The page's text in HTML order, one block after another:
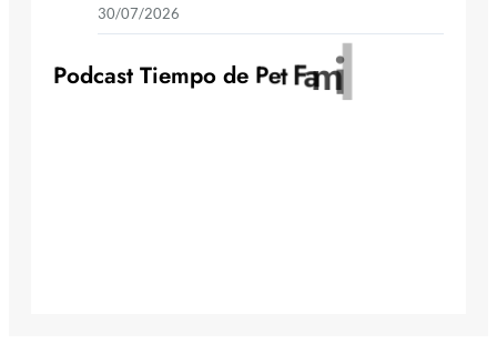
30/07/2026
Podcast Tiempo de Pet Famil